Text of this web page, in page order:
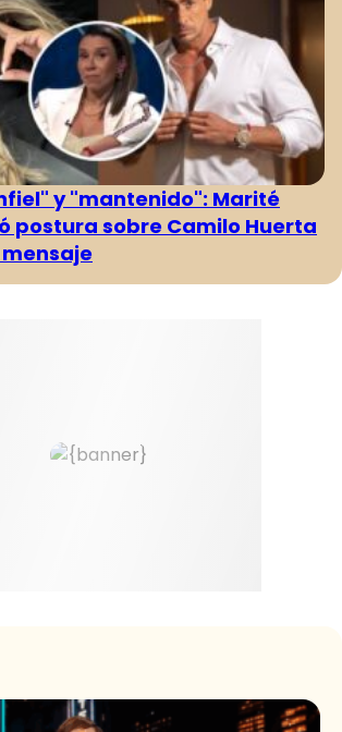
y "mantenido": Marité
postura sobre Camilo Huerta